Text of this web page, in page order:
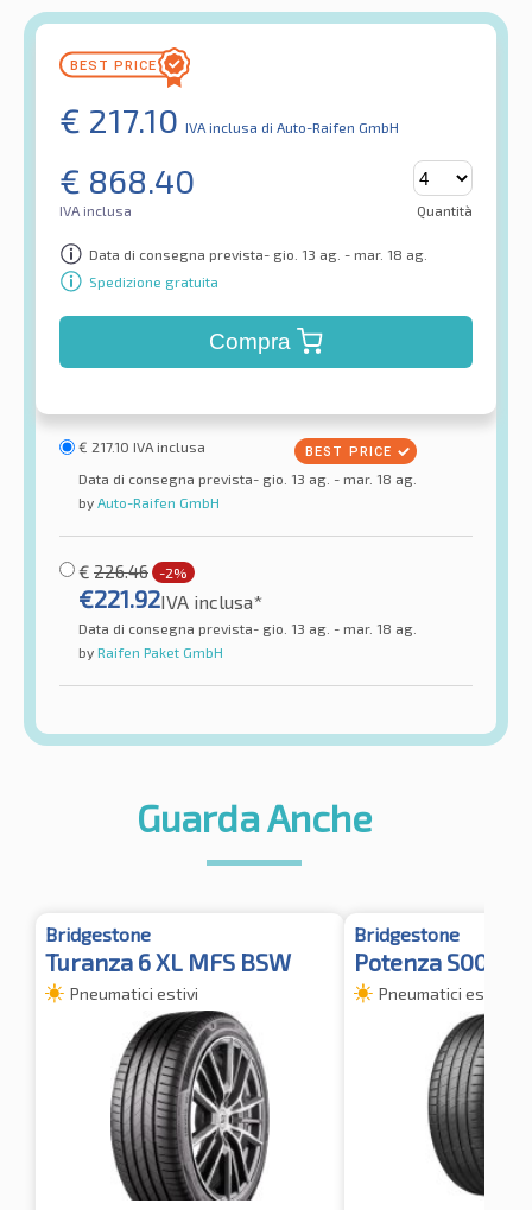
€ 217.10 IVA inclusa di Auto-Raifen GmbH
€ 868.40
IVA inclusa Quantità
Data di consegna prevista- gio. 13 ag. - mar. 18 ag.
Spedizione gratuita
Compra
€ 217.10 IVA inclusa
Data di consegna prevista- gio. 13 ag. - mar. 18 ag.
by Auto-Raifen GmbH
€ 226.46 -2%
€221.92IVA inclusa*
Data di consegna prevista- gio. 13 ag. - mar. 18 ag.
by Raifen Paket GmbH
Guarda Anche
Bridgestone
Turanza 6 XL MFS BSW
Pneumatici estivi
Bridgestone
Potenza S005
Pneumatici estivi